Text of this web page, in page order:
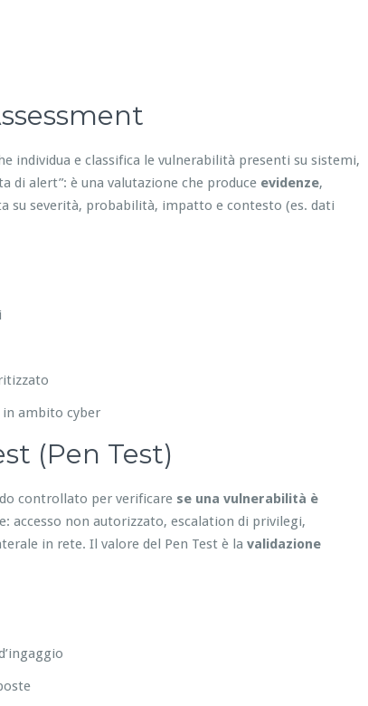
individua e classifica le vulnerabilità presenti su sistemi,
di alert”: è una valutazione che produce evidenze,
su severità, probabilità, impatto e contesto (es. dati
ambito cyber
(Pen Test)
controllato per verificare se una vulnerabilità è
accesso non autorizzato, escalation di privilegi,
in rete. Il valore del Pen Test è la validazione